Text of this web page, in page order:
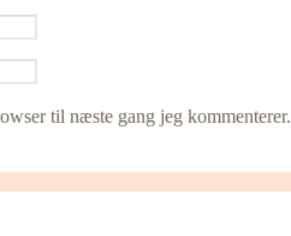
til næste gang jeg kommenterer.